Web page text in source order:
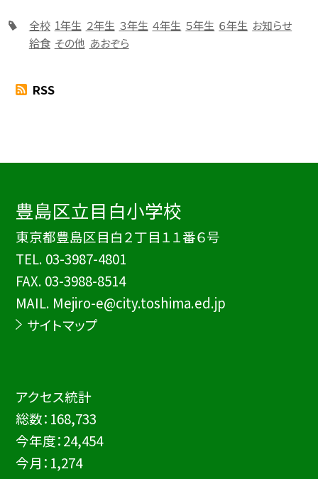
全校 1年生 ２年生 ３年生 ４年生 ５年生 ６年生 お知らせ
給食 その他 あおぞら
RSS
豊島区立目白小学校
東京都豊島区目白２丁目１１番６号
TEL. 03-3987-4801
FAX. 03-3988-8514
MAIL. Mejiro-e@city.toshima.ed.jp
サイトマップ
アクセス統計
総数： 168,733
今年度：24,454
今月： 1,274